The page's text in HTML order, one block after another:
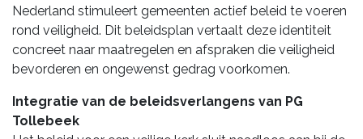
Nederland stimuleert gemeenten actief beleid te voeren
rond veiligheid. Dit beleidsplan vertaalt deze identiteit
concreet naar maatregelen en afspraken die veiligheid
bevorderen en ongewenst gedrag voorkomen.
Integratie van de beleidsverlangens van PG
Tollebeek